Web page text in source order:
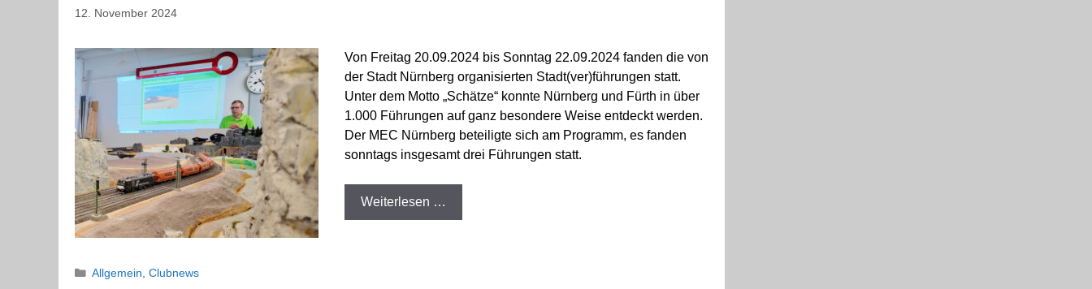
12. November 2024
Von Freitag 20.09.2024 bis Sonntag 22.09.2024 fanden die von
der Stadt Nürnberg organisierten Stadt(ver)führungen statt.
Unter dem Motto „Schätze“ konnte Nürnberg und Fürth in über
1.000 Führungen auf ganz besondere Weise entdeckt werden.
Der MEC Nürnberg beteiligte sich am Programm, es fanden
sonntags insgesamt drei Führungen statt.
Weiterlesen …
Kategorien
Allgemein ,Clubnews